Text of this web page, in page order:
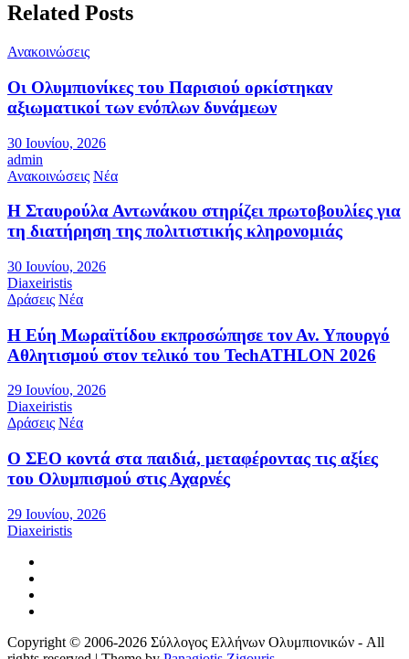
Related Posts
Ανακοινώσεις
Οι Ολυμπιονίκες του Παρισιού ορκίστηκαν
αξιωματικοί των ενόπλων δυνάμεων
30 Ιουνίου, 2026
admin
Ανακοινώσεις Νέα
Η Σταυρούλα Αντωνάκου στηρίζει πρωτοβουλίες για
τη διατήρηση της πολιτιστικής κληρονομιάς
30 Ιουνίου, 2026
Diaxeiristis
Δράσεις Νέα
Η Εύη Μωραϊτίδου εκπροσώπησε τον Αν. Υπουργό
Αθλητισμού στον τελικό του TechATHLON 2026
29 Ιουνίου, 2026
Diaxeiristis
Δράσεις Νέα
Ο ΣEO κοντά στα παιδιά, μεταφέροντας τις αξίες
του Ολυμπισμού στις Αχαρνές
29 Ιουνίου, 2026
Diaxeiristis
Copyright © 2006-2026 Σύλλογος Ελλήνων Ολυμπιονικών - All